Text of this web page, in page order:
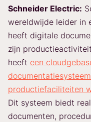
Schneider Electric:
wereldwijde leider in
heeft digitale
zijn
heeft een
productiefaciliteiten
Dit systeem biedt
documenten,